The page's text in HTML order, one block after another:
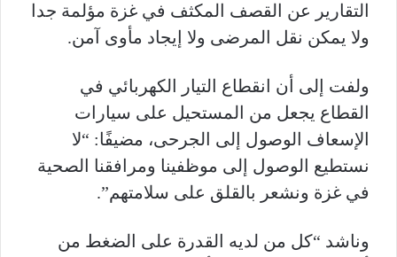
التقارير عن القصف المكثف في غزة مؤلمة جدا
ولا يمكن نقل المرضى ولا إيجاد مأوى آمن.
ولفت إلى أن انقطاع التيار الكهربائي في
القطاع يجعل من المستحيل على سيارات
الإسعاف الوصول إلى الجرحى، مضيفًا: “لا
نستطيع الوصول إلى موظفينا ومرافقنا الصحية
في غزة ونشعر بالقلق على سلامتهم”.
وناشد “كل من لديه القدرة على الضغط من